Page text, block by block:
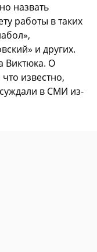
назвать
работы в таких
и других.
Виктюка. О
известно,
в СМИ из-